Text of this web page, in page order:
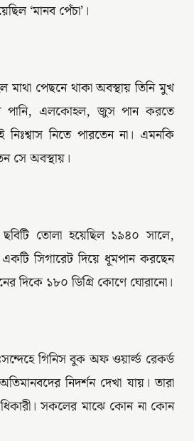
‘মানব পেঁচা’।
মাথা পেছনে থাকা অবস্থায় তিনি মুখ
পানি, এলকোহল, জুস পান করতে
নিতে পারতেন না। এমনকি
সে অবস্থায়।
তোলা হয়েছিল ১৯৪০ সালে,
সিগারেট দিয়ে ধূমপান করছেন
দিকে ১৮০ ডিগ্রি কোণে ঘোরানো।
গিনিস বুক অফ ওয়ার্ল্ড রেকর্ড
নিদর্শন দেখা যায়। তারা
সকলের মাঝে কোন না কোন